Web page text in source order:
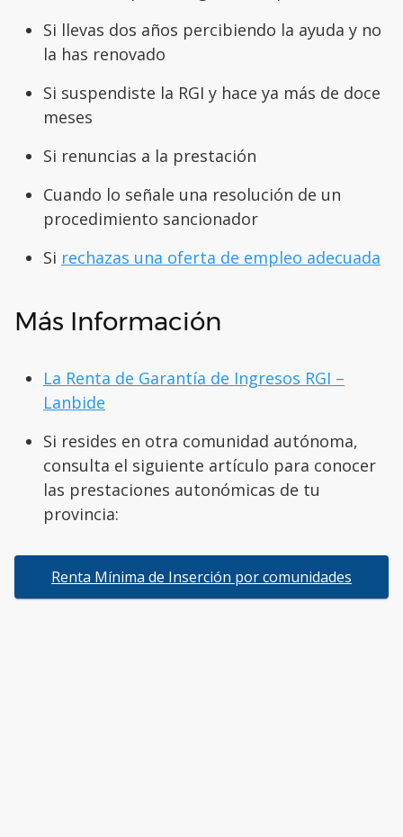
Si llevas dos años percibiendo la ayuda y no
la has renovado
Si suspendiste la RGI y hace ya más de doce
meses
Si renuncias a la prestación
Cuando lo señale una resolución de un
procedimiento sancionador
Si rechazas una oferta de empleo adecuada
Más Información
La Renta de Garantía de Ingresos RGI –
Lanbide
Si resides en otra comunidad autónoma,
consulta el siguiente artículo para conocer
las prestaciones autonómicas de tu
provincia:
Renta Mínima de Inserción por comunidades